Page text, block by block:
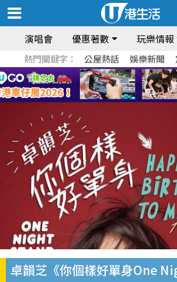
演唱會 優惠著數 玩樂情報
熱門關鍵字： 公屋熱話 娛樂新聞
卓韻芝《你個樣好單身One